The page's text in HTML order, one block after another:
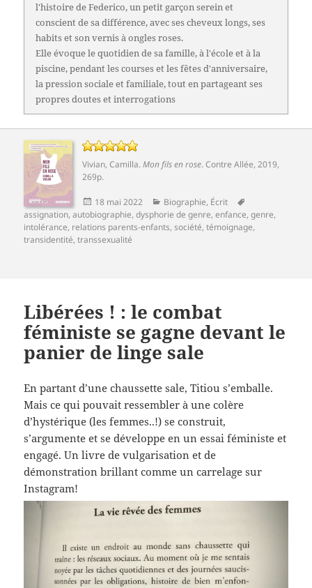
l'histoire de Federico, un petit garçon serein et
conscient de sa différence, avec ses cheveux longs, ses
habits et son vernis à ongles roses.
Elle évoque le quotidien de sa famille, à l'école et à la
piscine, pendant les courses et les fêtes d'anniversaire,
la pression sociale et familiale, tout en partageant ses
propres doutes et interrogations
Vivian, Camilla.Mon fils en rose.Contre Allée, 2019,
269p.
Publié
le
18 mai 2022 Catégories
Biographie, Écrit
clés
assignation,autobiographie,dysphorie de genre,enfance,genre,
intolérance, relations parents-enfants,société,témoignage,
transidentité,transsexualité
Libérées ! : le combat
féministe se gagne devant le
panier de linge sale
En partant d’une chaussette sale, Titiou s’emballe.
Mais ce qui pouvait ressembler à une colère
d’hystérique (les femmes..!) se construit,
s’argumente et se développe en un essai féministe et
engagé. Un livre de vulgarisation et de
démonstration brillant comme un carrelage sur
Instagram!